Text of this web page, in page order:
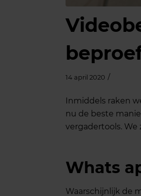
14 april 2020 /
Inmiddels raken
nu de beste
vergadertools. We
Whats
Waarschijnlijk de